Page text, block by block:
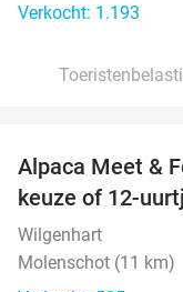
Verkocht: 1.193
Alpaca Meet &
keuze of 12-
Wilgenhart
Molenschot (11 km)